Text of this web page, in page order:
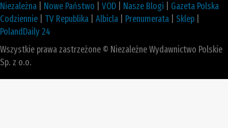
Niezależna
Nowe Państwo VOD Nasze Blogi
Gazeta Polska
Codziennie
TV Republika Albicla Prenumerata Sklep
PolandDaily 24
Wszystkie prawa zastrzeżone © Niezależne Wydawnictwo Polskie
Sp. z o.o.